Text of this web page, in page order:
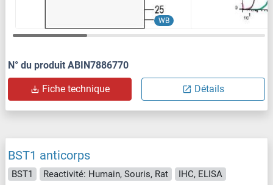
WB
N° du produit ABIN7886770
Fiche technique Détails
BST1 anticorps
BST1 Reactivité: Humain, Souris, Rat
IHC, ELISA